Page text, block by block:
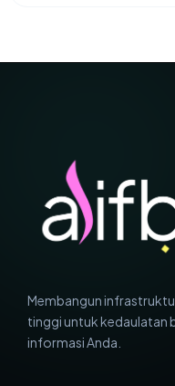
Membangun
tinggi untuk kedaulatan
informasi Anda.